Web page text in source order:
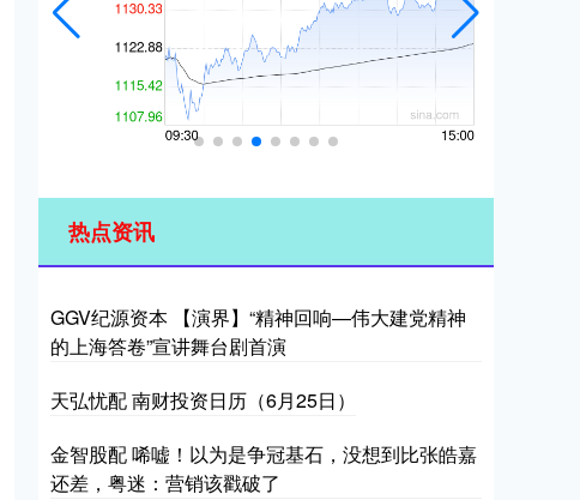
热点资讯
GGV纪源资本 【演界】“精神回响—伟大建党精神
的上海答卷”宣讲舞台剧首演
天弘忧配 南财投资日历（6月25日）
金智股配 唏嘘！以为是争冠基石，没想到比张皓嘉
还差，粤迷：营销该戳破了